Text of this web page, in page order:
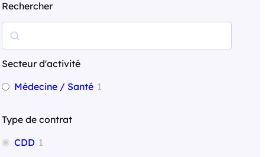
Rechercher
e
c
h
r
h
Secteur d'activité
Médecine / Santé 1
Type de contrat
CDD 1